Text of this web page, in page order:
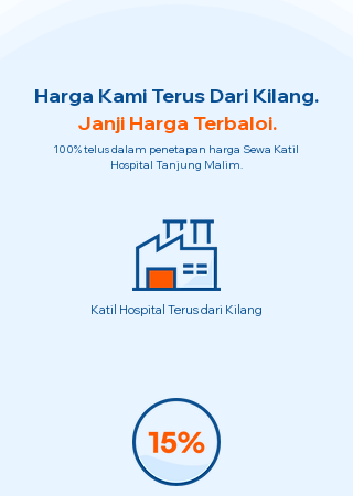
Harga Kami Terus Dari Kilang.
Janji Harga Terbaloi.
100% telus dalam penetapan harga Sewa Katil
Hospital Tanjung Malim.
Katil Hospital Terus dari Kilang